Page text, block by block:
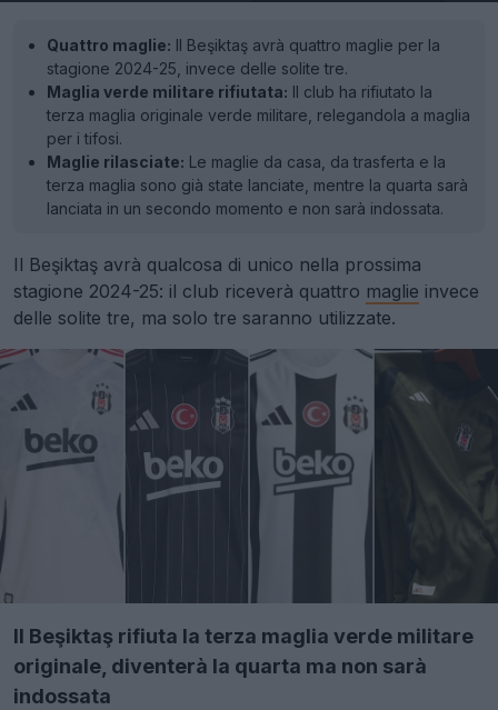
Quattro maglie: Il Beşiktaş avrà quattro maglie per la
stagione 2024-25, invece delle solite tre.
Maglia verde militare rifiutata: Il club ha rifiutato la
terza maglia originale verde militare, relegandola a maglia
per i tifosi.
Maglie rilasciate: Le maglie da casa, da trasferta e la
terza maglia sono già state lanciate, mentre la quarta sarà
lanciata in un secondo momento e non sarà indossata.
Il Beşiktaş avrà qualcosa di unico nella prossima
stagione 2024-25: il club riceverà quattro maglie invece
delle solite tre, ma solo tre saranno utilizzate.
Il Beşiktaş rifiuta la terza maglia verde militare
originale, diventerà la quarta ma non sarà
indossata